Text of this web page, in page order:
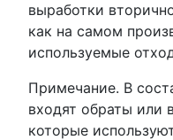
выработки
как на самом
используемые
Примечание. В
входят обраты или
которые